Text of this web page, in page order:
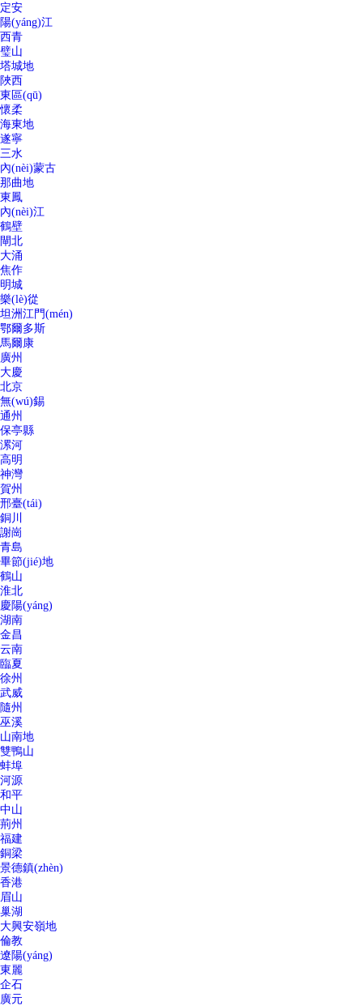
定安
陽(yáng)江
西青
璧山
塔城地
陜西
東區(qū)
懷柔
海東地
遂寧
三水
內(nèi)蒙古
那曲地
東鳳
內(nèi)江
鶴壁
閘北
大涌
焦作
明城
樂(lè)從
坦洲江門(mén)
鄂爾多斯
馬爾康
廣州
大慶
北京
無(wú)錫
通州
保亭縣
漯河
高明
神灣
賀州
邢臺(tái)
銅川
謝崗
青島
畢節(jié)地
鶴山
淮北
慶陽(yáng)
湖南
金昌
云南
臨夏
徐州
武威
隨州
巫溪
山南地
雙鴨山
蚌埠
河源
和平
中山
荊州
福建
銅梁
景德鎮(zhèn)
香港
眉山
巢湖
大興安嶺地
倫教
遼陽(yáng)
東麗
企石
廣元